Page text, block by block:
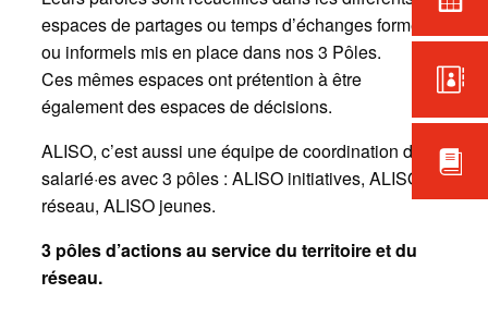
espaces de partages ou temps d’échanges formels
ou informels mis en place dans nos 3 Pôles.
Ces mêmes espaces ont prétention à être
également des espaces de décisions.
ALISO, c’est aussi une équipe de coordination de 5
salarié·es avec 3 pôles : ALISO initiatives, ALISO
réseau, ALISO jeunes.
3 pôles d’actions au service du territoire et du
réseau.